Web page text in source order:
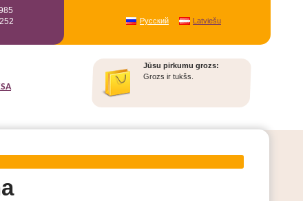
Jūsu pirkumu grozs:
Grozs ir tukšs.
Русский Latviešu